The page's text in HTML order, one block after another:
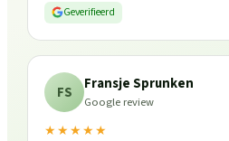
Geverifieerd
FS Fransje Sprunken
Google review
★★★★★